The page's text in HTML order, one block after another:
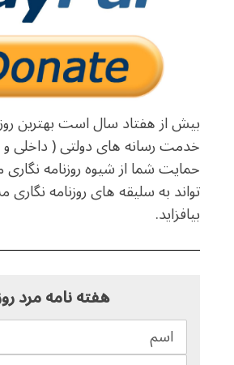
بیش از هفتاد سال است بهترین
خدمت رسانه های دولتی ( داخلی
حمایت شما از شیوه روزنامه
تواند به سلیقه های روزنامه نگاری
بیافزاید.
هفته نامه مرد